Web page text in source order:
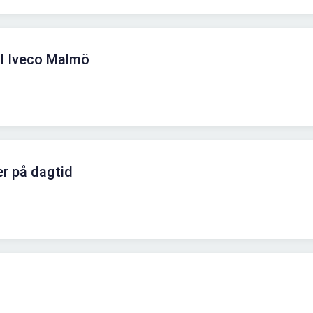
Iveco Malmö
på dagtid